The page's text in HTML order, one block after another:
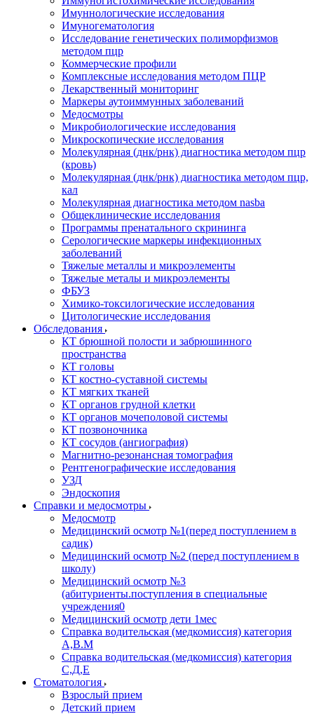
Имуннологические исследования
Имуногематология
Исследование генетических полиморфизмов
методом пцр
Коммерческие профили
Комплексные исследования методом ПЦР
Лекарственный мониторинг
Маркеры аутоиммунных заболеваний
Медосмотры
Микробиологические исследования
Микроскопические исследования
Молекулярная (днк/рнк) диагностика методом пцр
(кровь)
Молекулярная (днк/рнк) диагностика методом пцр,
кал
Молекулярная диагностика методом nasba
Общеклинические исследования
Программы пренатального скрининга
Серологические маркеры инфекционных
заболеваний
Тяжелые металлы и микроэлементы
Тяжелые металы и микроэлементы
ФБУЗ
Химико-токсилогические исследования
Цитологические исследования
Обследования
КТ брюшной полости и забрюшинного
пространства
КТ головы
КТ костно-суставной системы
КТ мягких тканей
КТ органов грудной клетки
КТ органов мочеполовой системы
КТ позвоночника
КТ сосудов (ангиография)
Магнитно-резонансная томография
Рентгенографические исследования
УЗД
Эндоскопия
Справки и медосмотры
Медосмотр
Медицинский осмотр №1(перед поступлением в
садик)
Медицинский осмотр №2 (перед поступлением в
школу)
Медицинский осмотр №3
(абитуриенты.поступления в специальные
учреждения0
Медицинский осмотр дети 1мес
Справка водительская (медкомиссия) категория
А,В.М
Справка водительская (медкомиссия) категория
С,Д,Е
Стоматология
Взрослый прием
Детский прием